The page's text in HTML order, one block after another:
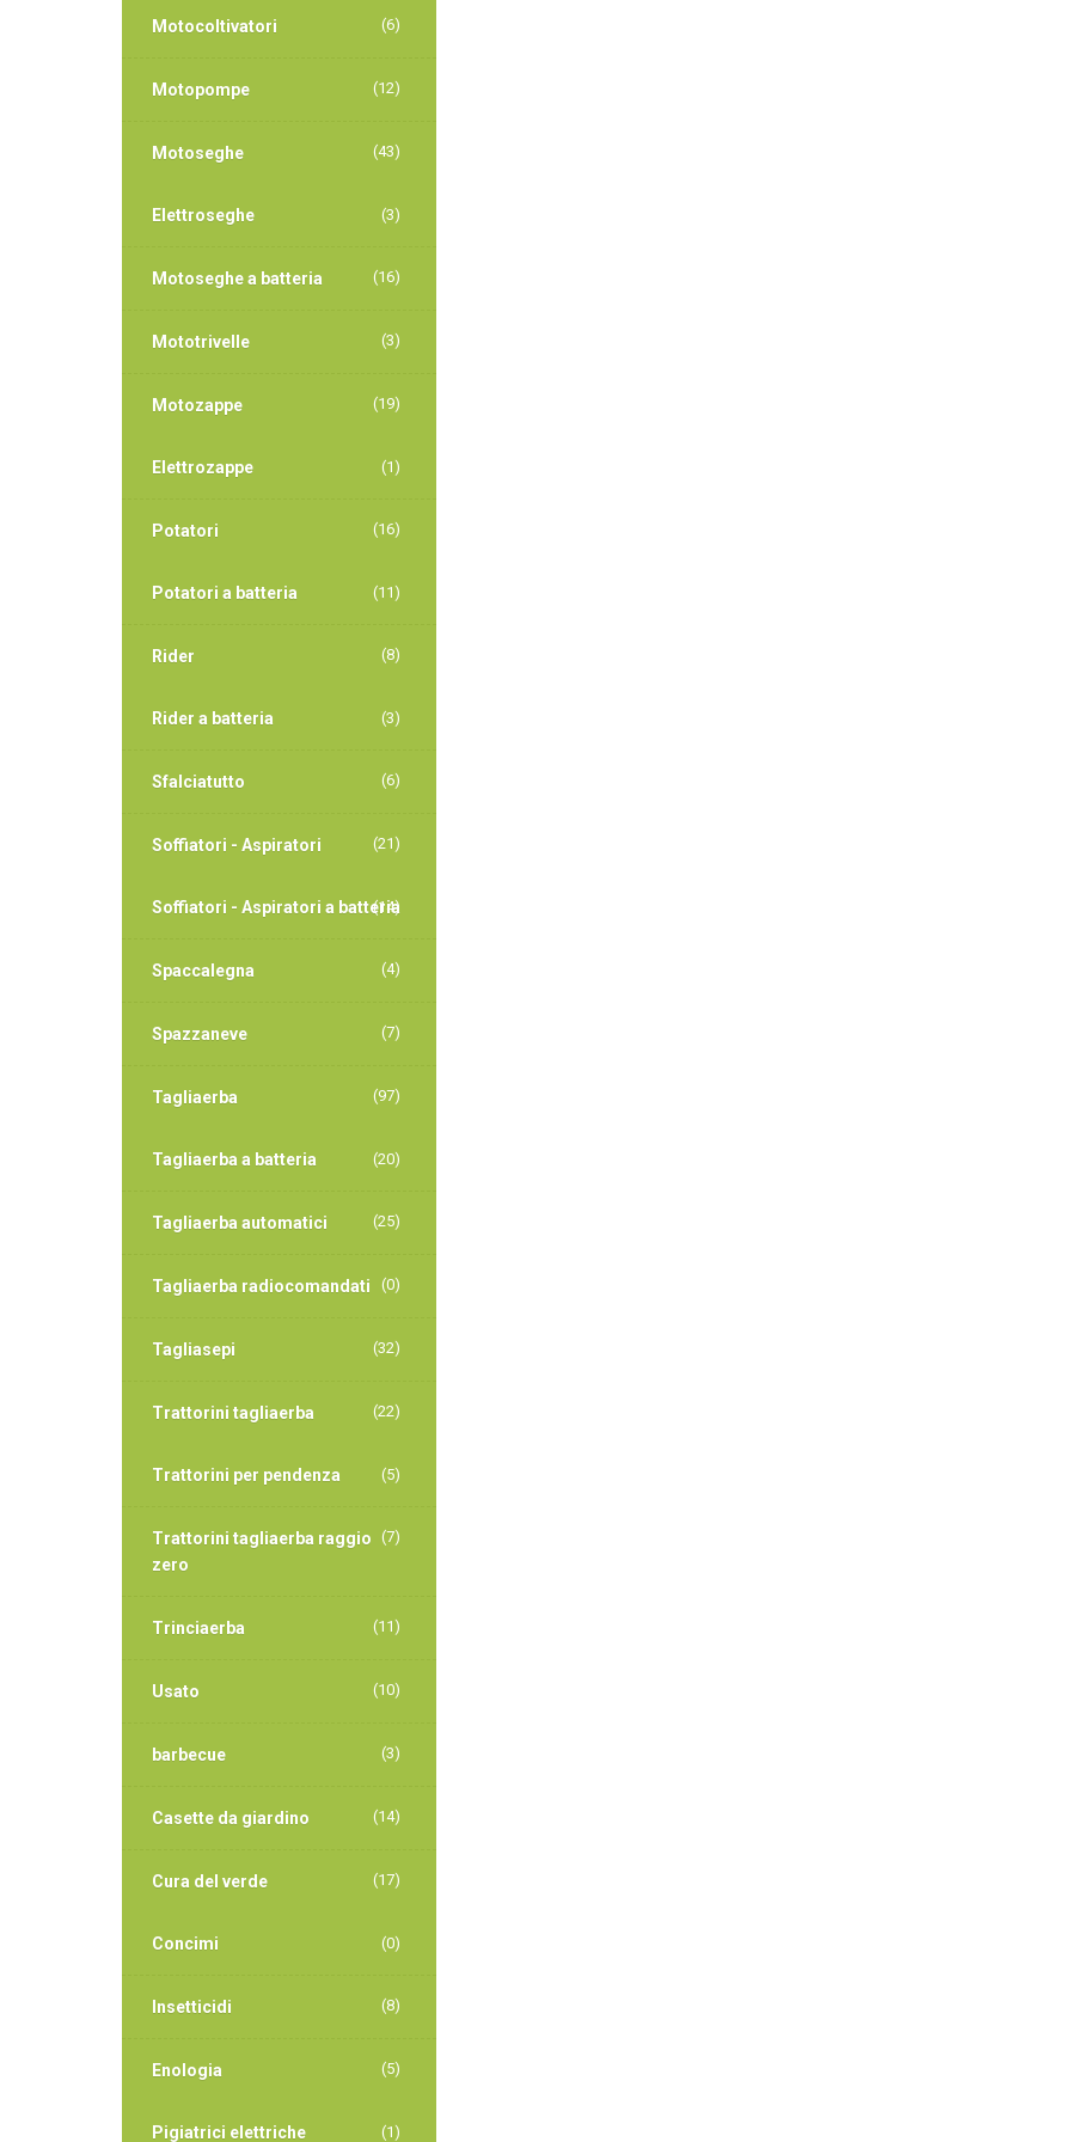
Motocoltivatori (6)
Motopompe (12)
Motoseghe (43)
Elettroseghe (3)
Motoseghe a batteria (16)
Mototrivelle (3)
Motozappe (19)
Elettrozappe (1)
Potatori (16)
Potatori a batteria (11)
Rider (8)
Rider a batteria (3)
Sfalciatutto (6)
Soffiatori - Aspiratori (21)
Soffiatori - Aspiratori a batteria
(14)
Spaccalegna (4)
Spazzaneve (7)
Tagliaerba (97)
Tagliaerba a batteria (20)
Tagliaerba automatici (25)
Tagliaerba radiocomandati (0)
Tagliasepi (32)
Trattorini tagliaerba (22)
Trattorini per pendenza (5)
Trattorini tagliaerba raggio
zero
(7)
Trinciaerba (11)
Usato (10)
barbecue (3)
Casette da giardino (14)
Cura del verde (17)
Concimi (0)
Insetticidi (8)
Enologia (5)
Pigiatrici elettriche (1)